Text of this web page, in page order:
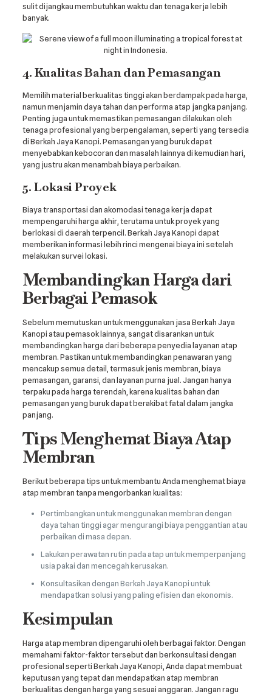
sulit dijangkau membutuhkan waktu dan tenaga kerja lebih
banyak.
4. Kualitas Bahan dan Pemasangan
Memilih material berkualitas tinggi akan berdampak pada harga,
namun menjamin daya tahan dan performa atap jangka panjang.
Penting juga untuk memastikan pemasangan dilakukan oleh
tenaga profesional yang berpengalaman, seperti yang tersedia
di Berkah Jaya Kanopi. Pemasangan yang buruk dapat
menyebabkan kebocoran dan masalah lainnya di kemudian hari,
yang justru akan menambah biaya perbaikan.
5. Lokasi Proyek
Biaya transportasi dan akomodasi tenaga kerja dapat
mempengaruhi harga akhir, terutama untuk proyek yang
berlokasi di daerah terpencil. Berkah Jaya Kanopi dapat
memberikan informasi lebih rinci mengenai biaya ini setelah
melakukan survei lokasi.
Membandingkan Harga dari
Berbagai Pemasok
Sebelum memutuskan untuk menggunakan jasa Berkah Jaya
Kanopi atau pemasok lainnya, sangat disarankan untuk
membandingkan harga dari beberapa penyedia layanan atap
membran. Pastikan untuk membandingkan penawaran yang
mencakup semua detail, termasuk jenis membran, biaya
pemasangan, garansi, dan layanan purna jual. Jangan hanya
terpaku pada harga terendah, karena kualitas bahan dan
pemasangan yang buruk dapat berakibat fatal dalam jangka
panjang.
Tips Menghemat Biaya Atap
Membran
Berikut beberapa tips untuk membantu Anda menghemat biaya
atap membran tanpa mengorbankan kualitas:
Pertimbangkan untuk menggunakan membran dengan
daya tahan tinggi agar mengurangi biaya penggantian atau
perbaikan di masa depan.
Lakukan perawatan rutin pada atap untuk memperpanjang
usia pakai dan mencegah kerusakan.
Konsultasikan dengan Berkah Jaya Kanopi untuk
mendapatkan solusi yang paling efisien dan ekonomis.
Kesimpulan
Harga atap membran dipengaruhi oleh berbagai faktor. Dengan
memahami faktor-faktor tersebut dan berkonsultasi dengan
profesional seperti Berkah Jaya Kanopi, Anda dapat membuat
keputusan yang tepat dan mendapatkan atap membran
berkualitas dengan harga yang sesuai anggaran. Jangan ragu